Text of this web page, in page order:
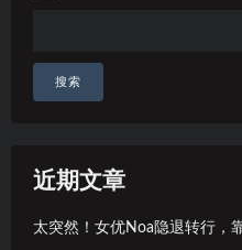
搜索
近期文章
太突然！女优Noa隐退转行，